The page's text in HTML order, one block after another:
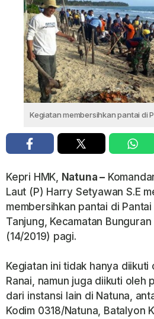
Kegiatan membersihkan pantai di
Kepri HMK, Natuna –
Laut (P) Harry Setyawan S.E
membersihkan pantai di
Tanjung, Kecamatan
(14/2019) pagi.
Kegiatan ini tidak hanya diikuti
Ranai, namun juga diikuti oleh
dari instansi lain di Natuna,
Kodim 0318/Natuna, Batalyon